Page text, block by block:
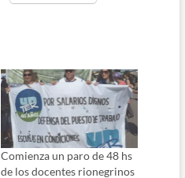
Comienza un paro de 48 hs
de los docentes rionegrinos